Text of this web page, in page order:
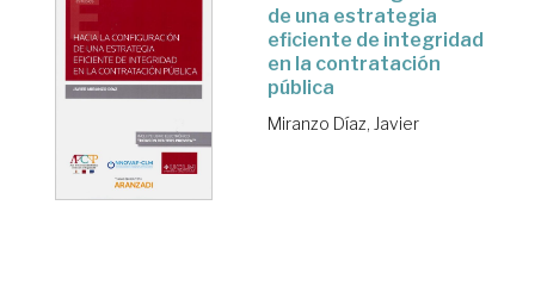
de una estrategia
eficiente de integridad
en la contratación
pública
Miranzo Díaz, Javier